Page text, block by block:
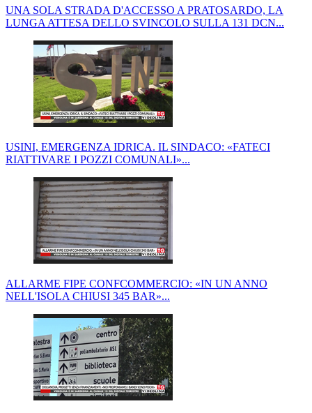
UNA SOLA STRADA D'ACCESSO A PRATOSARDO, LA
LUNGA ATTESA DELLO SVINCOLO SULLA 131 DCN...
USINI, EMERGENZA IDRICA. IL SINDACO: «FATECI
RIATTIVARE I POZZI COMUNALI»...
ALLARME FIPE CONFCOMMERCIO: «IN UN ANNO
NELL'ISOLA CHIUSI 345 BAR»...